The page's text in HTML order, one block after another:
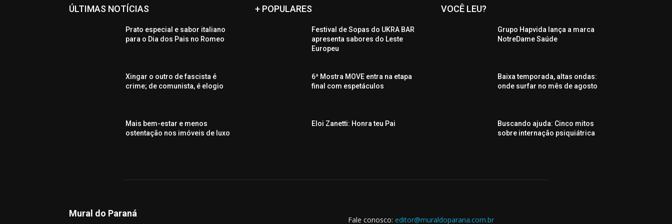
ÚLTIMAS NOTÍCIAS
Prato especial e sabor italiano
para o Dia dos Pais no Romeo
Xingar o outro de fascista é
crime; de comunista, é elogio
Mais bem-estar e menos
ostentação nos imóveis de luxo
+ POPULARES
Festival de Sopas do UKRA BAR
apresenta sabores do Leste
Europeu
6ª Mostra MOVE entra na etapa
final com espetáculos
Eloi Zanetti: Honra teu Pai
VOCÊ LEU?
Grupo Hapvida lança a marca
NotreDame Saúde
Baixa temporada, altas ondas:
onde surfar no mês de agosto
Buscando ajuda: Cinco mitos
sobre internação psiquiátrica
Mural do Paraná
Fale conosco: editor@muraldoparana.com.br